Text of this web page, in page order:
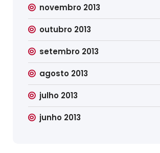
novembro 2013
outubro 2013
setembro 2013
agosto 2013
julho 2013
junho 2013